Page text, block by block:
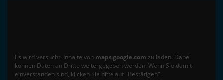
Es wird versucht, Inhalte von maps.google.com zu laden. Dabei
können Daten an Dritte weitergegeben werden. Wenn Sie damit
einverstanden sind, klicken Sie bitte auf "Bestätigen".